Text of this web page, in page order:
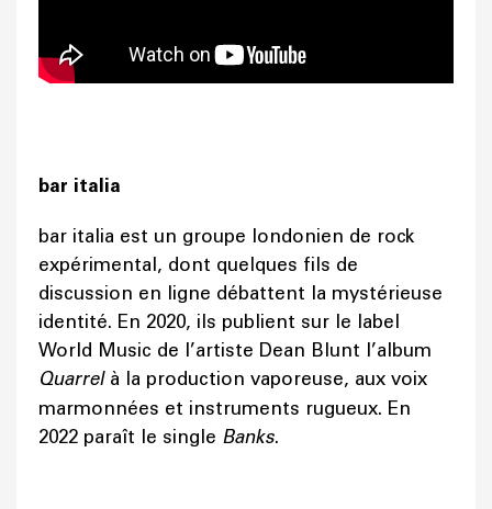
bar italia
bar italia est un groupe londonien de rock
expérimental, dont quelques fils de
discussion en ligne débattent la mystérieuse
identité. En 2020, ils publient sur le label
World Music de l’artiste Dean Blunt l’album
Quarrelà la production vaporeuse, aux voix
marmonnées et instruments rugueux. En
2022 paraît le single Banks.